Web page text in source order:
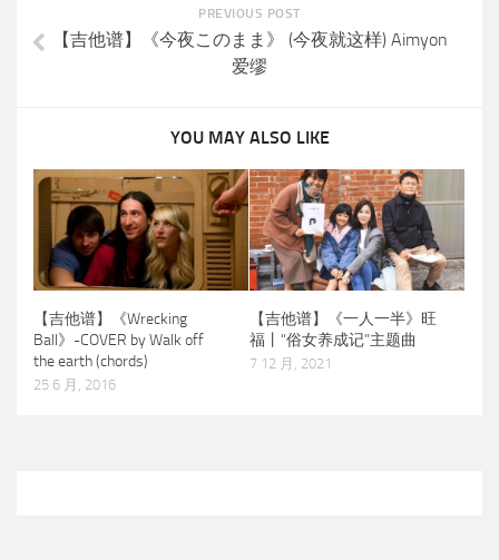
PREVIOUS POST
【吉他谱】《今夜このまま》 (今夜就这样) Aimyon
爱缪
YOU MAY ALSO LIKE
【吉他谱】《Wrecking
Ball》-COVER by Walk off
the earth (chords)
25 6 月, 2016
【吉他谱】《一人一半》旺
福丨“俗女养成记”主题曲
7 12 月, 2021